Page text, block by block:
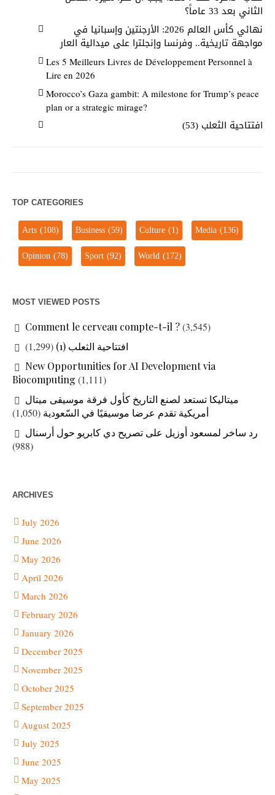
الثاني بعد 33 عاماً؟
نهائي كأس العالم 2026: الأرجنتين وإسبانيا في
مواجهة تاريخية.. وفرنسا وإنجلترا على ميدالية العار
Les 5 Meilleurs Livres de Développement Personnel à
Lire en 2026
Morocco’s Gaza gambit: A milestone for Trump’s peace
plan or a strategic mirage?
افتتاحية الثعلب (53)
TOP CATEGORIES
Arts(108) Business(59) Culture(1) Media(136)
Opinion(78) Sport(92) World(172)
MOST VIEWED POSTS
Comment le cerveau compte-t-il ?(3,545)
افتتاحية الثعلب (1)
(1,299)
New Opportunities for AI Development via
Biocomputing (1,111)
ميتاليكا تستعد لصنع التاريخ كأول فرقة موسيقى ميتال
أمريكية تقدم عرضا موسيقيًا في السّعودية (1,050)
رد ساخر لمسعود أوزيل على تصريح دي كابريو حول أرسنال
(988)
ARCHIVES
July 2026
June 2026
May 2026
April 2026
March 2026
February 2026
January 2026
December 2025
November 2025
October 2025
September 2025
August 2025
July 2025
June 2025
May 2025